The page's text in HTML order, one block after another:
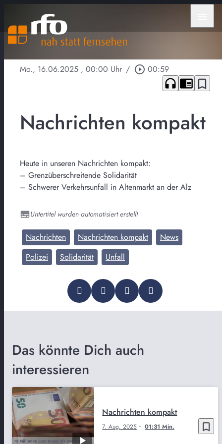
Mo., 16.06.2025 , 00:00 Uhr / play_circle_outline 00:59
headphones chrome_reader_mode bookmark_border
Nachrichten kompakt
Heute in unseren Nachrichten kompakt:
– Grenzüberschreitende Solidarität
– Schwerer Verkehrsunfall in Altenmarkt an der Alz
Untertitel wurden automatisiert erstellt
Nachrichten Nachrichten kompakt
News
Polizei
Solidarität Unfall
Das könnte Dich auch
interessieren
bookmark_border
7. Aug. 2025 01:31 Min.
Nachrichten kompakt